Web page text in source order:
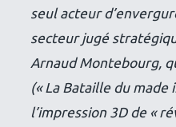
seul acteur
secteur jugé
Arnaud Montebourg,
(« La Bataille du made
l’impression 3D de «